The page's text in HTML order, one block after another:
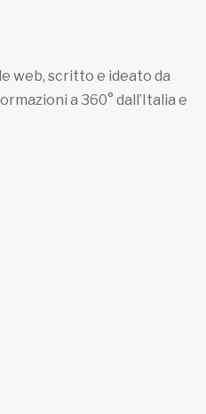
web, scritto e ideato da
a 360° dall’Italia e